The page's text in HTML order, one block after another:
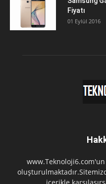
Fiyatı
01 Eylül 2016